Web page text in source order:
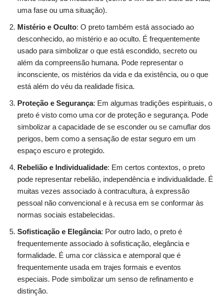
uma fase ou uma situação).
Mistério e Oculto: O preto também está associado ao
desconhecido, ao mistério e ao oculto. É frequentemente
usado para simbolizar o que está escondido, secreto ou
além da compreensão humana. Pode representar o
inconsciente, os mistérios da vida e da existência, ou o que
está além do véu da realidade física.
Proteção e Segurança: Em algumas tradições espirituais, o
preto é visto como uma cor de proteção e segurança. Pode
simbolizar a capacidade de se esconder ou se camuflar dos
perigos, bem como a sensação de estar seguro em um
espaço escuro e protegido.
Rebelião e Individualidade: Em certos contextos, o preto
pode representar rebelião, independência e individualidade. É
muitas vezes associado à contracultura, à expressão
pessoal não convencional e à recusa em se conformar às
normas sociais estabelecidas.
Sofisticação e Elegância: Por outro lado, o preto é
frequentemente associado à sofisticação, elegância e
formalidade. É uma cor clássica e atemporal que é
frequentemente usada em trajes formais e eventos
especiais. Pode simbolizar um senso de refinamento e
distinção.